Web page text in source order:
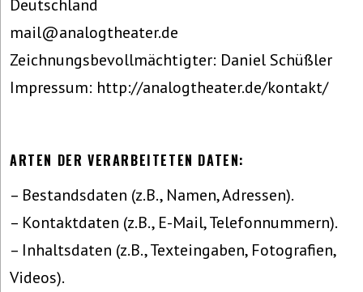
Deutschland
mail@analogtheater.de
Zeichnungsbevollmächtigter: Daniel Schüßler
Impressum: http://analogtheater.de/kontakt/
ARTEN DER VERARBEITETEN DATEN:
– Bestandsdaten (z.B., Namen, Adressen).
– Kontaktdaten (z.B., E-Mail, Telefonnummern).
– Inhaltsdaten (z.B., Texteingaben, Fotografien,
Videos).